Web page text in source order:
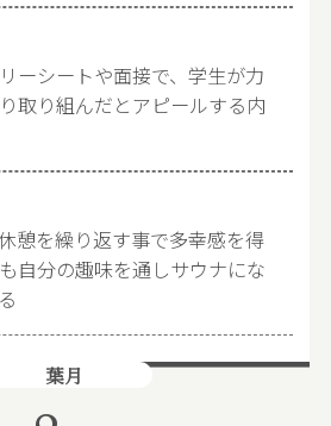
ーシートや面接で、学生が力
取り組んだとアピールする内
憩を繰り返す事で多幸感を得
自分の趣味を通しサウナにな
葉月